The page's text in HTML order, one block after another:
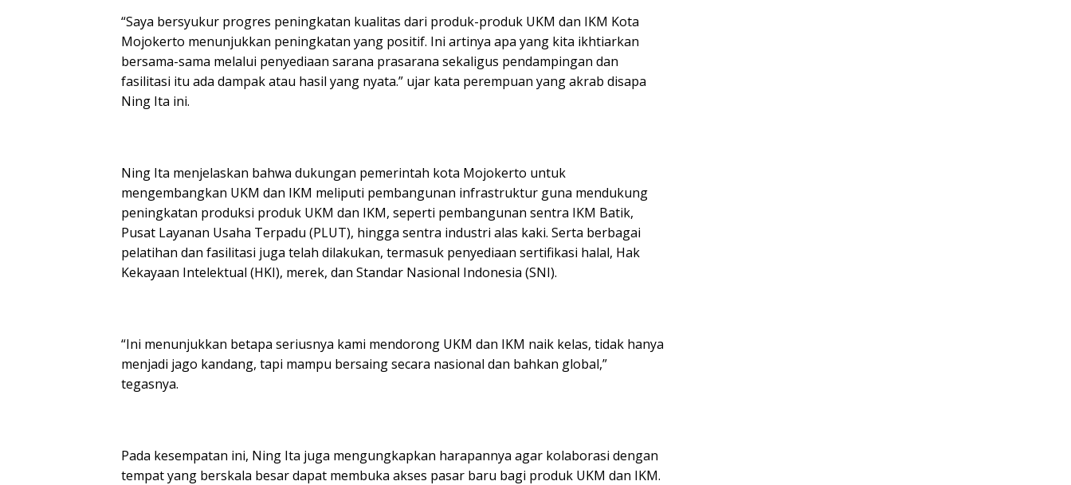
“Saya bersyukur progres peningkatan kualitas dari produk-produk UKM dan IKM Kota
Mojokerto menunjukkan peningkatan yang positif. Ini artinya apa yang kita ikhtiarkan
bersama-sama melalui penyediaan sarana prasarana sekaligus pendampingan dan
fasilitasi itu ada dampak atau hasil yang nyata.” ujar kata perempuan yang akrab disapa
Ning Ita ini.
Ning Ita menjelaskan bahwa dukungan pemerintah kota Mojokerto untuk
mengembangkan UKM dan IKM meliputi pembangunan infrastruktur guna mendukung
peningkatan produksi produk UKM dan IKM, seperti pembangunan sentra IKM Batik,
Pusat Layanan Usaha Terpadu (PLUT), hingga sentra industri alas kaki. Serta berbagai
pelatihan dan fasilitasi juga telah dilakukan, termasuk penyediaan sertifikasi halal, Hak
Kekayaan Intelektual (HKI), merek, dan Standar Nasional Indonesia (SNI).
“Ini menunjukkan betapa seriusnya kami mendorong UKM dan IKM naik kelas, tidak hanya
menjadi jago kandang, tapi mampu bersaing secara nasional dan bahkan global,”
tegasnya.
Pada kesempatan ini, Ning Ita juga mengungkapkan harapannya agar kolaborasi dengan
tempat yang berskala besar dapat membuka akses pasar baru bagi produk UKM dan IKM.